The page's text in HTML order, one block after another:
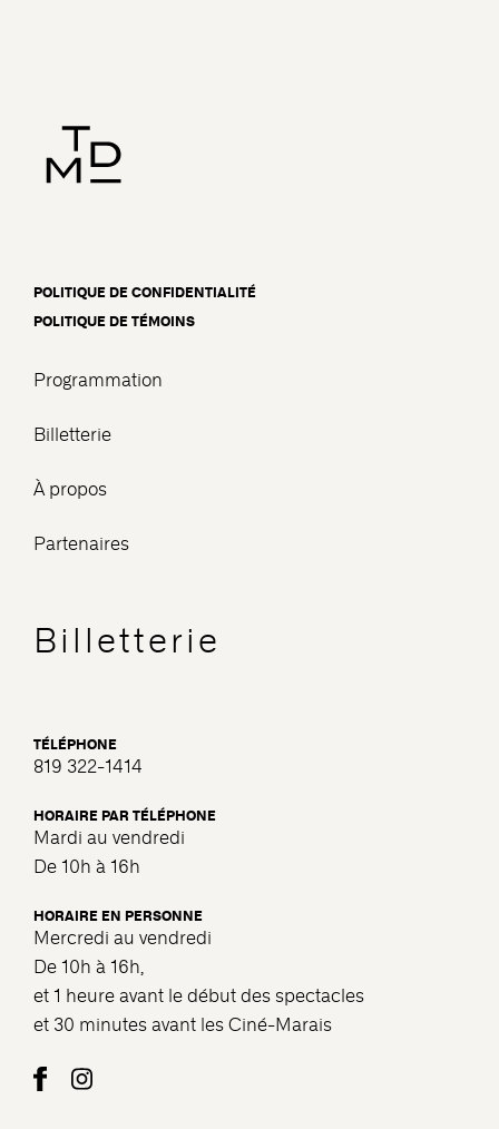
Programmation
Billetterie
À propos
Partenaires
Billetterie
TÉLÉPHONE
819 322-1414
HORAIRE PAR TÉLÉPHONE
Mardi au vendredi
De 10h à 16h
HORAIRE EN PERSONNE
Mercredi au vendredi
De 10h à 16h,
et 1 heure avant le début des spectacles
et 30 minutes avant les Ciné-Marais
POLITIQUE DE CONFIDENTIALITÉ
POLITIQUE DE TÉMOINS